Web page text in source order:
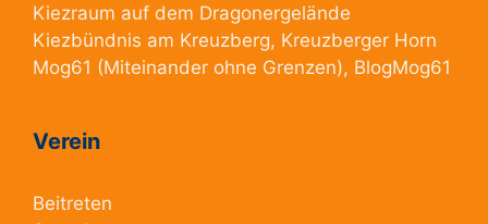
Kiezraum auf dem Dragonergelände
Kiezbündnis am Kreuzberg, Kreuzberger Horn
Mog61 (Miteinander ohne Grenzen), BlogMog61
Verein
Beitreten